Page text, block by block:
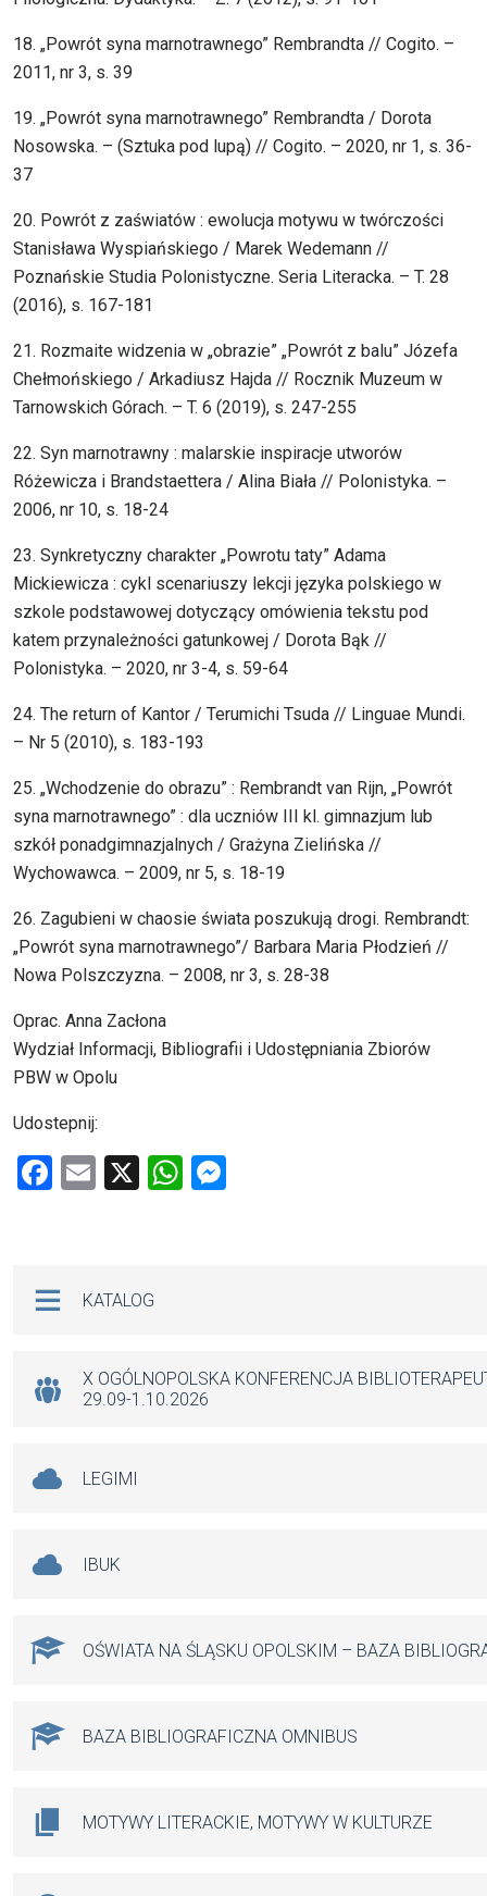
18. „Powrót syna marnotrawnego” Rembrandta // Cogito. –
2011, nr 3, s. 39
19. „Powrót syna marnotrawnego” Rembrandta / Dorota
Nosowska. – (Sztuka pod lupą) // Cogito. – 2020, nr 1, s. 36-
37
20. Powrót z zaświatów : ewolucja motywu w twórczości
Stanisława Wyspiańskiego / Marek Wedemann //
Poznańskie Studia Polonistyczne. Seria Literacka. – T. 28
(2016), s. 167-181
21. Rozmaite widzenia w „obrazie” „Powrót z balu” Józefa
Chełmońskiego / Arkadiusz Hajda // Rocznik Muzeum w
Tarnowskich Górach. – T. 6 (2019), s. 247-255
22. Syn marnotrawny : malarskie inspiracje utworów
Różewicza i Brandstaettera / Alina Biała // Polonistyka. –
2006, nr 10, s. 18-24
23. Synkretyczny charakter „Powrotu taty” Adama
Mickiewicza : cykl scenariuszy lekcji języka polskiego w
szkole podstawowej dotyczący omówienia tekstu pod
katem przynależności gatunkowej / Dorota Bąk //
Polonistyka. – 2020, nr 3-4, s. 59-64
24. The return of Kantor / Terumichi Tsuda // Linguae Mundi.
– Nr 5 (2010), s. 183-193
25. „Wchodzenie do obrazu” : Rembrandt van Rijn, „Powrót
syna marnotrawnego” : dla uczniów III kl. gimnazjum lub
szkół ponadgimnazjalnych / Grażyna Zielińska //
Wychowawca. – 2009, nr 5, s. 18-19
26. Zagubieni w chaosie świata poszukują drogi. Rembrandt:
„Powrót syna marnotrawnego”/ Barbara Maria Płodzień //
Nowa Polszczyzna. – 2008, nr 3, s. 28-38
Oprac. Anna Zacłona
Wydział Informacji, Bibliografii i Udostępniania Zbiorów
PBW w Opolu
Udostepnij:
F
o
k
E
X
W
p
KATALOG
X OGÓLNOPOLSKA KONFERENCJA
29.09-1.10.2026
LEGIMI
IBUK
OŚWIATA NA ŚLĄSKU OPOLSKIM – BAZA
BAZA BIBLIOGRAFICZNA OMNIBUS
MOTYWY LITERACKIE, MOTYWY W KULTURZE